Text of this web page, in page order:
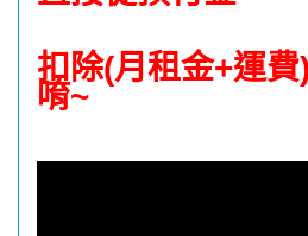
扣除(月租金+運
唷~